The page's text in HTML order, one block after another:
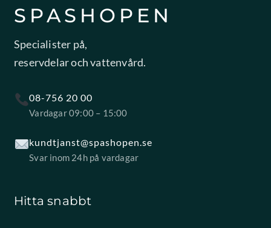
SPASHOPEN
Specialister på,
reservdelar och vattenvård.
08-756 20 00
Vardagar 09:00 – 15:00
kundtjanst@spashopen.se
Svar inom 24h på vardagar
Hitta snabbt